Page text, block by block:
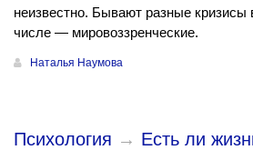
неизвестно. Бывают разные кризисы
числе — мировоззренческие.
Наталья Наумова
Психология → Есть ли